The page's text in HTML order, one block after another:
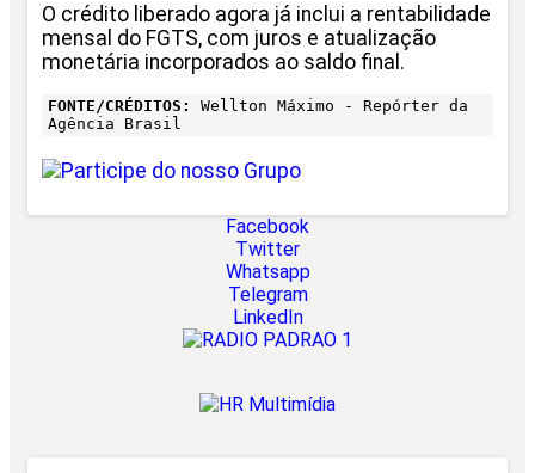
O crédito liberado agora já inclui a rentabilidade
mensal do FGTS, com juros e atualização
monetária incorporados ao saldo final.
FONTE/CRÉDITOS:
Wellton Máximo - Repórter da
Agência Brasil
Facebook
Twitter
Whatsapp
Telegram
LinkedIn